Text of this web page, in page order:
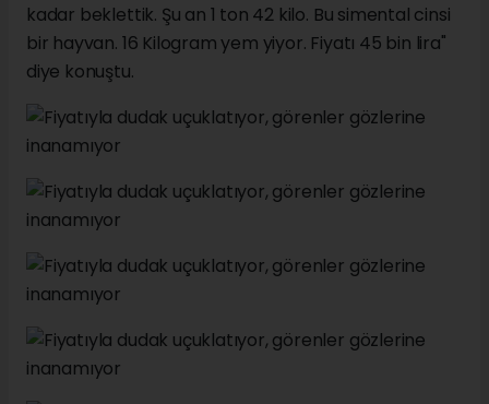
kadar beklettik. Şu an 1 ton 42 kilo. Bu simental cinsi
bir hayvan. 16 Kilogram yem yiyor. Fiyatı 45 bin lira"
diye konuştu.